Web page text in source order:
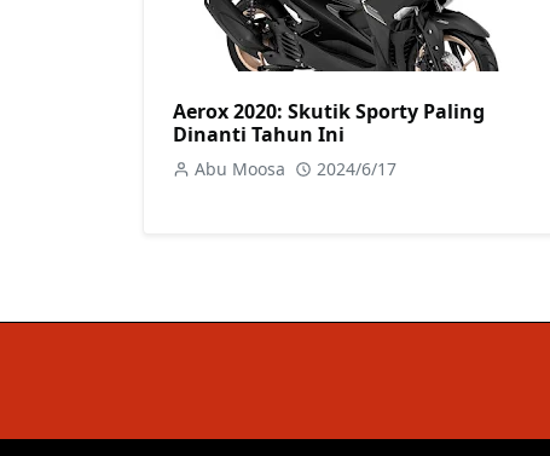
Aerox 2020: Skutik Sporty Paling
Dinanti Tahun Ini
Abu Moosa 2024/6/17